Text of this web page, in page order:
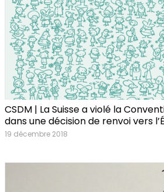
CSDM | La Suisse a violé la
dans une décision de renvoi vers
19 décembre 2018